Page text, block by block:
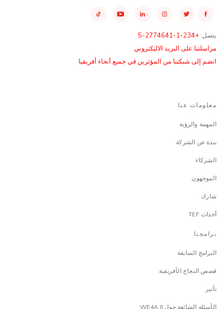
يتصل: +234-1-2774641-5
مراسلتنا على البريد الاليكتروني
انضم إلى شبكتنا من المؤثرين في جميع أنحاء أفريقيا
معلومات عنا
المهمة والرؤية
نبذة عن الشركة
الشركاء
الموجهون
شارك
أحداث TEF
برامجنا
البرامج السابقة
قصص النجاح الأفريقية
تأثير
الأسئلة الشائعة حول WE4A II